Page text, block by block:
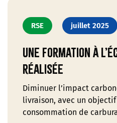
RSE juillet 2025
Une formation à
réalisée
Diminuer l’impact
livraison, avec un objectif
consommation de